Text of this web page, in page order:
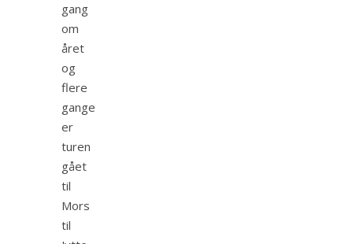
gang
om
året
og
flere
gange
er
turen
gået
til
Mors
til